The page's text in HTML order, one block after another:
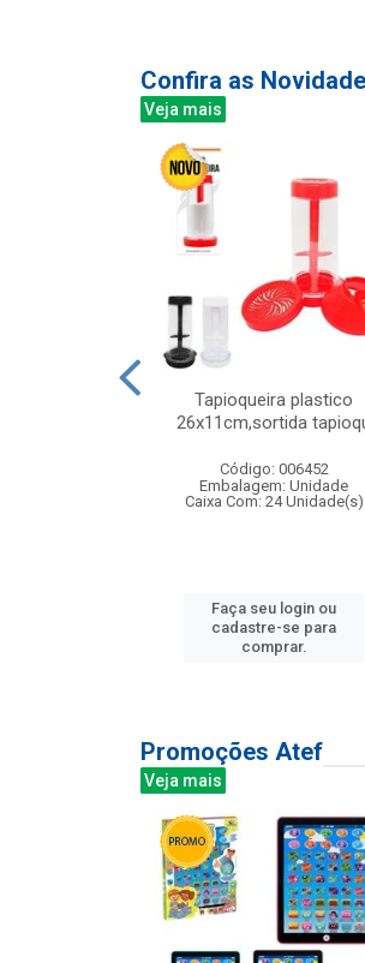
Confira as
Veja mais
Tapioqueira plastico
26x11cm,sortida
Código: 006452
Embalagem: Unidade
Caixa Com: 24 Unidade(s)
Faça seu login ou
cadastre-se para
comprar.
Promoções Atef
Veja mais